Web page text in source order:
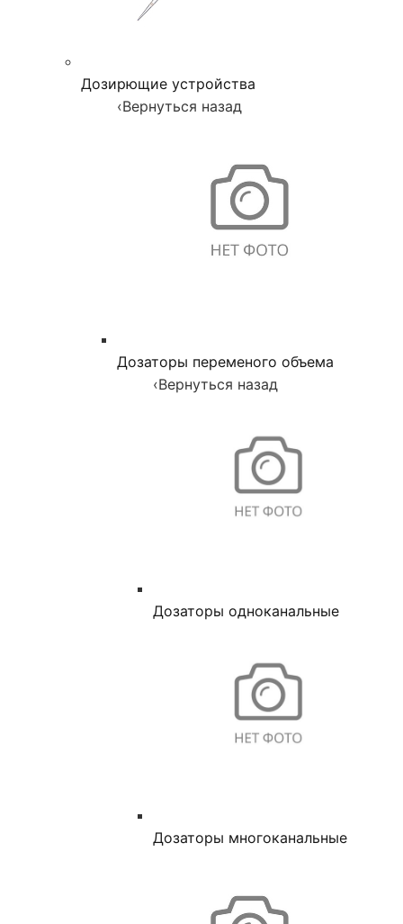
Дозирющие устройства
‹Вернуться назад
Дозаторы переменого объема
‹Вернуться назад
Дозаторы одноканальные
Дозаторы многоканальные